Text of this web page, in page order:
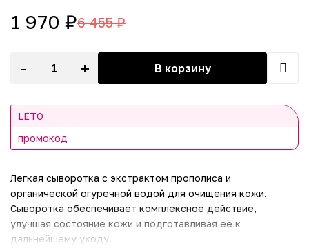
1 970 ₽6 455 ₽
- + В корзину
LETO
промокод
Легкая сыворотка с экстрактом прополиса и
органической огуречной водой для очищения кожи.
Сыворотка обеспечивает комплексное действие,
улучшая состояние кожи и подготавливая её к
дальнейшему уходу.